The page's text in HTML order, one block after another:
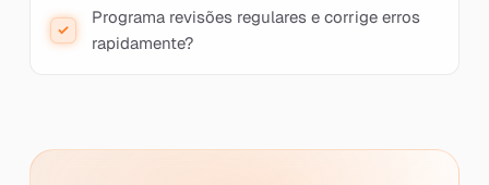
Programa revisões regulares e corrige erros
rapidamente?